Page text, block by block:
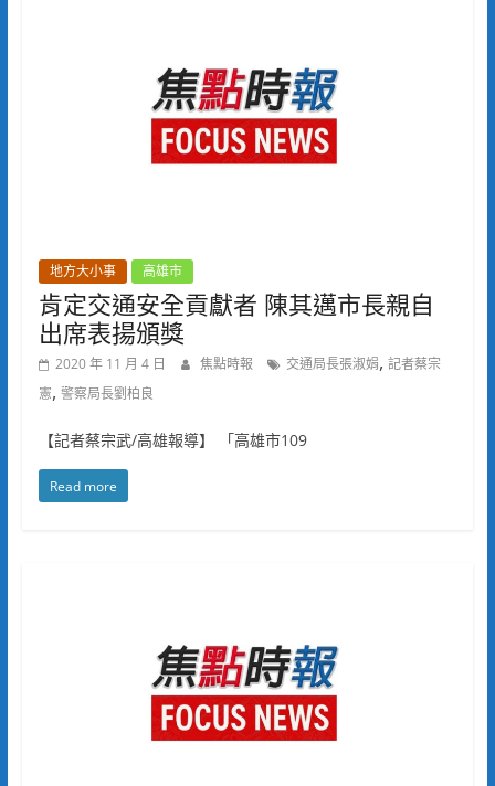
地方大小事 高雄市
肯定交通安全貢獻者 陳其邁市長親自
出席表揚頒獎
2020 年 11 月 4 日 焦點時報 交通局長張淑娟, 記者蔡宗
憲, 警察局長劉柏良
【記者蔡宗武/高雄報導】 「高雄市109
Read more